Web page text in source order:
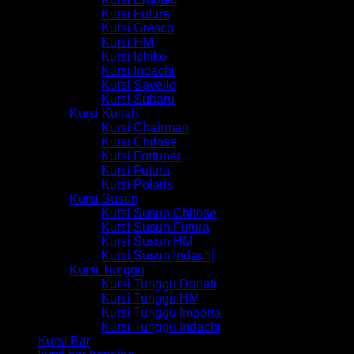
Kursi Futura
Kursi Gresco
Kursi HM
Kursi Ichiko
Kursi Indachi
Kursi Savello
Kursi Subaru
Kursi Kuliah
Kursi Chairman
Kursi Chitose
Kursi Fortuner
Kursi Futura
Kursi Polaris
Kursi Susun
Kursi Susun Chitose
Kursi Susun Futura
Kursi Susun HM
Kursi Susun Indachi
Kursi Tunggu
Kursi Tunggu Donati
Kursi Tunggu HM
Kursi Tunggu Importa
Kursi Tunggu Indachi
Kursi Bar